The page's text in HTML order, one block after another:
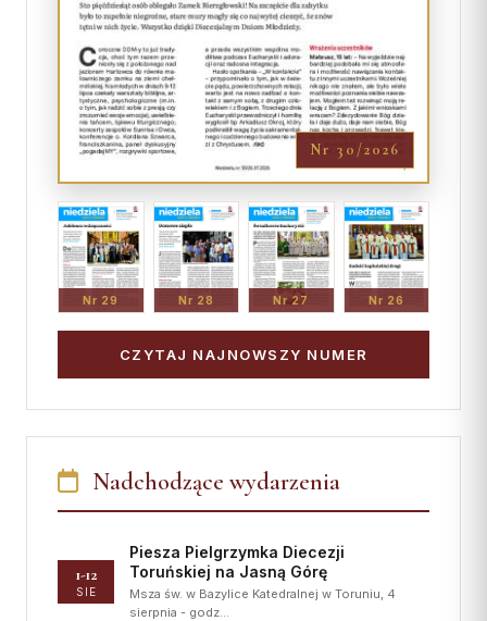
Nr 30/2026
Nr 29 Nr 28 Nr 27 Nr 26
CZYTAJ NAJNOWSZY NUMER
Nadchodzące wydarzenia
1-12
SIE
Piesza Pielgrzymka Diecezji
Toruńskiej na Jasną Górę
Msza św. w Bazylice Katedralnej w Toruniu, 4
sierpnia - godz…